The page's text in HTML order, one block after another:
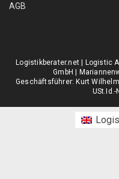
AGB
Logistikberater.net | Logistic
GmbH |
Geschäftsführer: Kurt
USt.Id.-